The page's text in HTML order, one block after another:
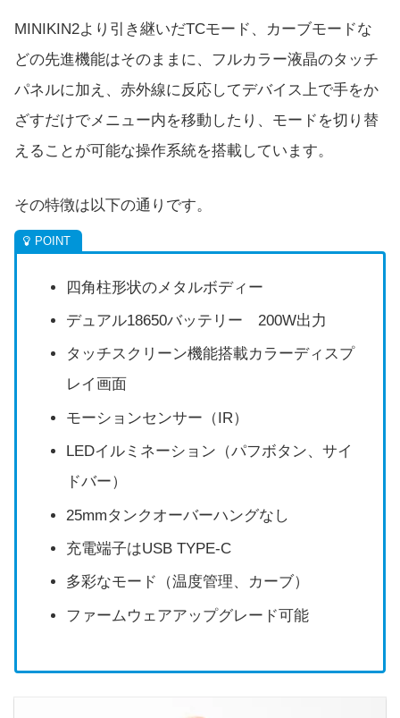
MINIKIN2より引き継いだTCモード、カーブモードな
どの先進機能はそのままに、フルカラー液晶のタッチ
パネルに加え、赤外線に反応してデバイス上で手をか
ざすだけでメニュー内を移動したり、モードを切り替
えることが可能な操作系統を搭載しています。
その特徴は以下の通りです。
四角柱形状のメタルボディー
デュアル18650バッテリー 200W出力
タッチスクリーン機能搭載カラーディスプ
レイ画面
モーションセンサー（IR）
LEDイルミネーション（パフボタン、サイ
ドバー）
25mmタンクオーバーハングなし
充電端子はUSB TYPE-C
多彩なモード（温度管理、カーブ）
ファームウェアアップグレード可能